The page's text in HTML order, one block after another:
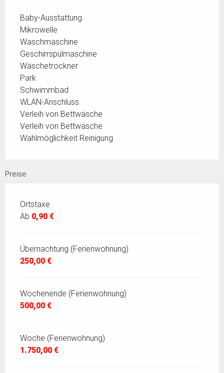
Baby-Ausstattung
Mikrowelle
Waschmaschine
Geschirrspülmaschine
Wäschetrockner
Park
Schwimmbad
WLAN-Anschluss
Verleih von Bettwäsche
Verleih von Bettwäsche
Wahlmöglichkeit Reinigung
Preise
Ortstaxe
Ab 0,90 €
Übernachtung (Ferienwohnung)
250,00 €
Wochenende (Ferienwohnung)
500,00 €
Woche (Ferienwohnung)
1.750,00 €